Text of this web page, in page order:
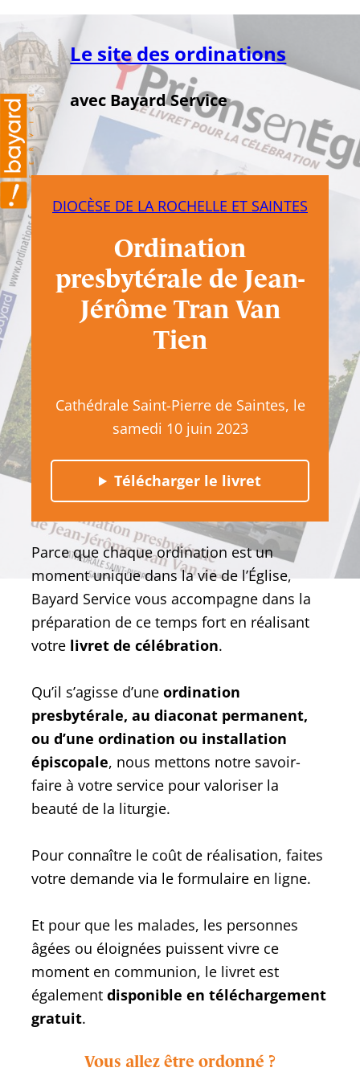
au
contenu Le site des ordinations
avec Bayard Service
DIOCÈSE DE LA ROCHELLE ET SAINTES
Ordination
presbytérale de Jean-
Jérôme Tran Van
Tien
Cathédrale Saint-Pierre de Saintes, le
samedi 10 juin 2023
Télécharger le livret
Parce que chaque ordination est un
moment unique dans la vie de l’Église,
Bayard Service vous accompagne dans la
préparation de ce temps fort en réalisant
votre livret de célébration.
Qu’il s’agisse d’uneordination
presbytérale, au diaconat permanent,
ou d’une ordination ou installation
épiscopale, nous mettons notre savoir-
faire à votre service pour valoriser la
beauté de la liturgie.
Pour connaître le coût de réalisation, faites
votre demande via le formulaire en ligne.
Et pour que les malades, les personnes
âgées ou éloignées puissent vivre ce
moment en communion, le livret est
égalementdisponible en téléchargement
gratuit.
Vous allez être ordonné ?